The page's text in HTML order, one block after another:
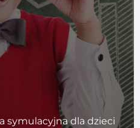
symulacyjna dla dzieci